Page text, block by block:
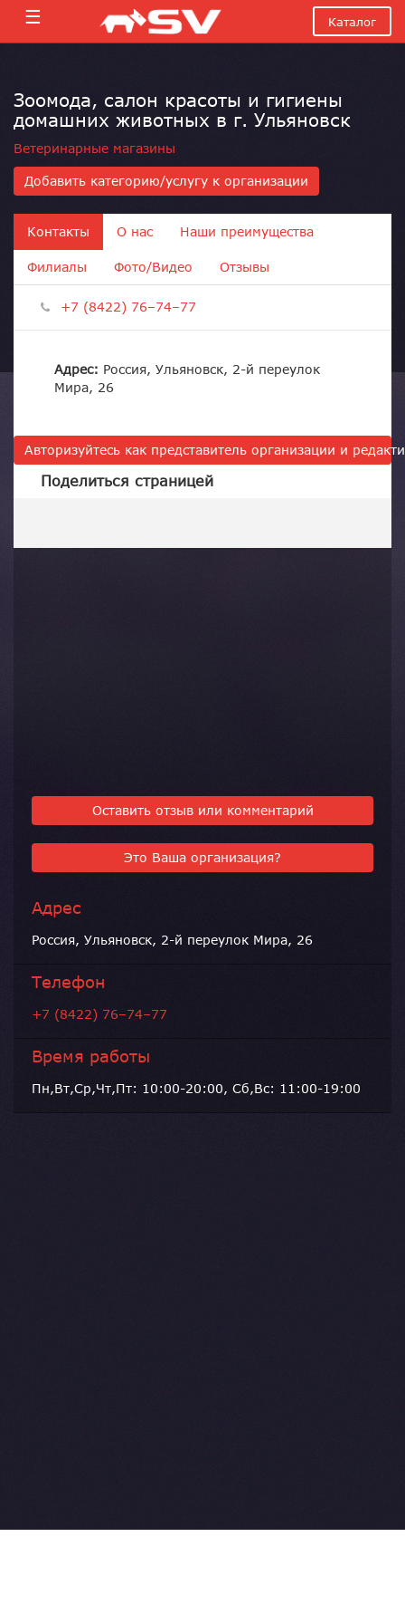
☰ Каталог
Зоомода, салон красоты и гигиены
домашних животных в г. Ульяновск
Ветеринарные магазины
Добавить категорию/услугу к организации
Контакты О нас Наши преимущества
Филиалы Фото/Видео Отзывы
+7 (8422) 76–74–77
Адрес: Россия, Ульяновск, 2-й переулок
Мира, 26
Авторизуйтесь как представитель организации и
Поделиться страницей
Оставить отзыв или комментарий
Это Ваша организация?
Адрес
Россия, Ульяновск, 2-й переулок Мира, 26
Телефон
+7 (8422) 76–74–77
Время работы
Пн,Вт,Ср,Чт,Пт: 10:00-20:00, Сб,Вс: 11:00-19:00